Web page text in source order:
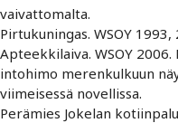
vaivattomalta.
Pirtukuningas. WSOY 1993,
Apteekkilaiva. WSOY
intohimo merenkulkuun
viimeisessä novellissa.
Perämies Jokelan